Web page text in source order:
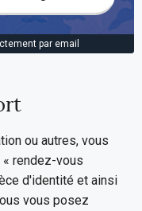
par email
ou autres, vous
rendez-vous
d'identité et ainsi
vous posez